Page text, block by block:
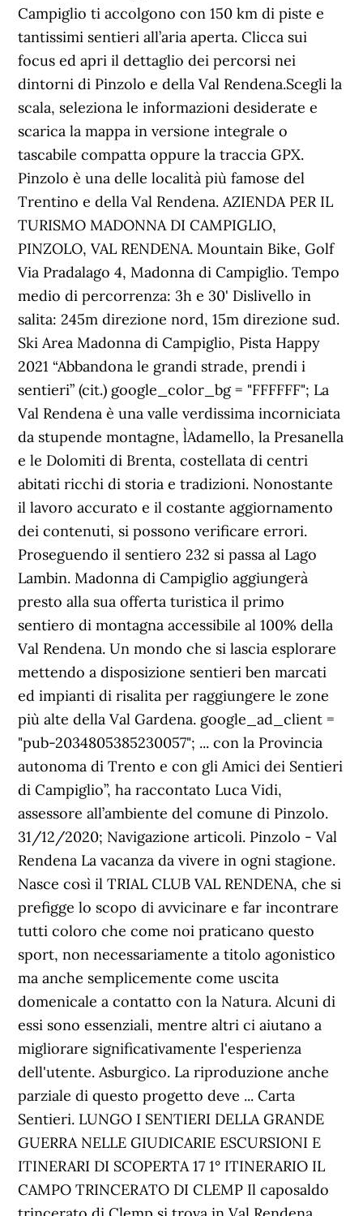
Campiglio ti accolgono con 150 km di piste e
tantissimi sentieri all’aria aperta. Clicca sui
focus ed apri il dettaglio dei percorsi nei
dintorni di Pinzolo e della Val Rendena.Scegli la
scala, seleziona le informazioni desiderate e
scarica la mappa in versione integrale o
tascabile compatta oppure la traccia GPX.
Pinzolo è una delle località più famose del
Trentino e della Val Rendena. AZIENDA PER IL
TURISMO MADONNA DI CAMPIGLIO,
PINZOLO, VAL RENDENA. Mountain Bike, Golf
Via Pradalago 4, Madonna di Campiglio. Tempo
medio di percorrenza: 3h e 30' Dislivello in
salita: 245m direzione nord, 15m direzione sud.
Ski Area Madonna di Campiglio, Pista Happy
2021 “Abbandona le grandi strade, prendi i
sentieri” (cit.) google_color_bg = "FFFFFF"; La
Val Rendena è una valle verdissima incorniciata
da stupende montagne, l`Adamello, la Presanella
e le Dolomiti di Brenta, costellata di centri
abitati ricchi di storia e tradizioni. Nonostante
il lavoro accurato e il costante aggiornamento
dei contenuti, si possono verificare errori.
Proseguendo il sentiero 232 si passa al Lago
Lambin. Madonna di Campiglio aggiungerà
presto alla sua offerta turistica il primo
sentiero di montagna accessibile al 100% della
Val Rendena. Un mondo che si lascia esplorare
mettendo a disposizione sentieri ben marcati
ed impianti di risalita per raggiungere le zone
più alte della Val Gardena. google_ad_client =
"pub-2034805385230057"; ... con la Provincia
autonoma di Trento e con gli Amici dei Sentieri
di Campiglio”, ha raccontato Luca Vidi,
assessore all’ambiente del comune di Pinzolo.
31/12/2020; Navigazione articoli. Pinzolo - Val
Rendena La vacanza da vivere in ogni stagione.
Nasce così il TRIAL CLUB VAL RENDENA, che si
prefigge lo scopo di avvicinare e far incontrare
tutti coloro che come noi praticano questo
sport, non necessariamente a titolo agonistico
ma anche semplicemente come uscita
domenicale a contatto con la Natura. Alcuni di
essi sono essenziali, mentre altri ci aiutano a
migliorare significativamente l'esperienza
dell'utente. Asburgico. La riproduzione anche
parziale di questo progetto deve ... Carta
Sentieri. LUNGO I SENTIERI DELLA GRANDE
GUERRA NELLE GIUDICARIE ESCURSIONI E
ITINERARI DI SCOPERTA 17 1° ITINERARIO IL
CAMPO TRINCERATO DI CLEMP Il caposaldo